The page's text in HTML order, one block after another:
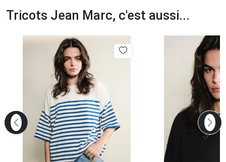
Tricots Jean Marc, c'est aussi...